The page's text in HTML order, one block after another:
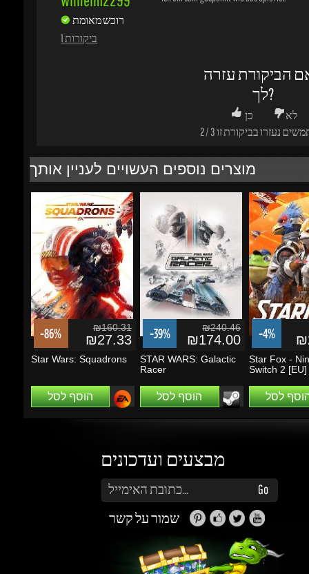
/3נעזרו בביקורת זו
מוצרים נוספים העשויים לעניין אותך
-86% ₪160.31
₪27.33
Star Wars: Squadrons
הוסף לסל
-39% ₪240.46
₪174.00
STAR WARS: Galactic
Racer
הוסף לסל
-4%
Star Fox -
Switch 2 [EU]
הוסף לסל
מבצעים ועדכונים
Go
שמור על קשר
זה נראה מעניין...